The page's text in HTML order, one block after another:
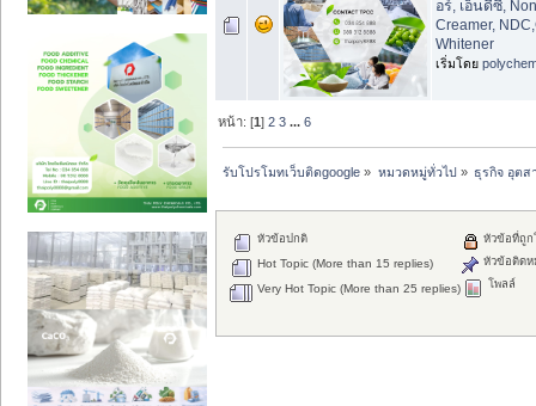
อร์, เอ็นดีซี,
Creamer,
Whitener
เริ่มโดย
หน้า: [1]2 3 ...6
รับโปรโมทเว็บติดgoogle » หมวดหมู่ทั่วไป» ธุรกิจ อุตส
หัวข้อปกติ
Hot Topic (More than 15 replies)
Very Hot Topic (More than 25 replies)
หัวข้อที่ถู
หัวข้อติดห
โพลล์